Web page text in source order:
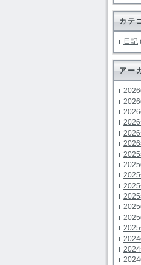
カテ
日記
アー
2026
2026
2026
2026
2026
2026
2025
2025
2025
2025
2025
2025
2025
2024
2024